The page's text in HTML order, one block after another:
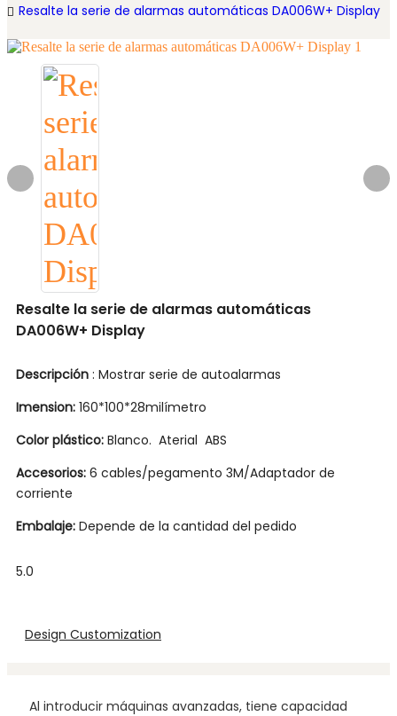
Resalte la serie de alarmas automáticas DA006W+ Display
Resalte la serie de alarmas automáticas
DA006W+ Display
Descripción : Mostrar serie de autoalarmas
Imension: 160*100*28milímetro
Color plástico: Blanco. Aterial ABS
Accesorios: 6 cables/pegamento 3M/Adaptador de
corriente
Embalaje: Depende de la cantidad del pedido
5.0
Design Customization
Al introducir máquinas avanzadas, tiene capacidad